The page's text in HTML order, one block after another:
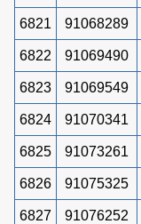
6821 91068289
6822 91069490
6823 91069549
6824 91070341
6825 91073261
6826 91075325
6827 91076252